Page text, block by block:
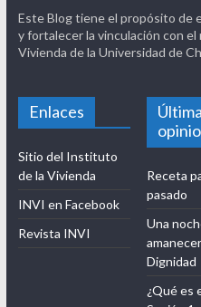
Este Blog tiene el propósito de
y fortalecer la vinculación con
Vivienda de la Universidad de
Enlaces
Sitio del Instituto
de la Vivienda
INVI en Facebook
Revista INVI
Receta
pasado
Una
Dignidad
¿Qué es